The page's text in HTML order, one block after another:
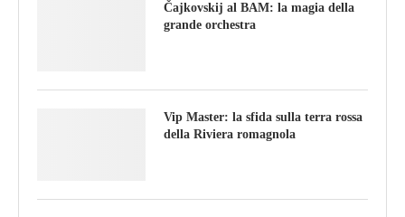
Čajkovskij al BAM: la magia della
grande orchestra
Vip Master: la sfida sulla terra rossa
della Riviera romagnola